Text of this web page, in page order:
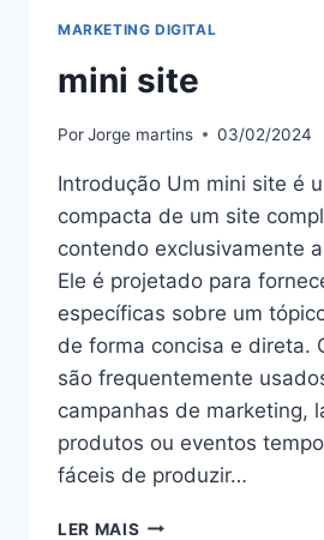
MARKETING DIGITAL
mini site
PorJorge martins 03/02/2024
Introdução Um mini site é
compacta de um site
contendo exclusivamente
Ele é projetado para
específicas sobre um
de forma concisa e direta.
são frequentemente
campanhas de marketing,
produtos ou eventos
fáceis de produzir…
LER MAIS MINI